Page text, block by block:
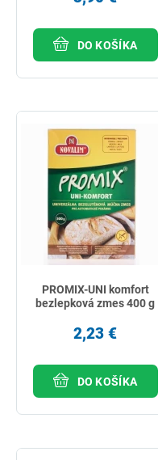
DO KOŠÍKA
PROMIX-UNI komfort
bezlepková zmes 400 g
2,23 €
DO KOŠÍKA